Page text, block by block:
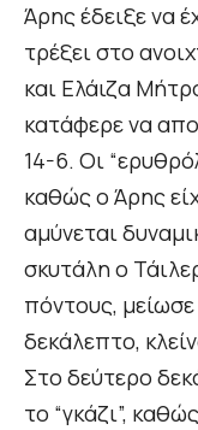
Άρης έδειξε να
τρέξει στο
και Ελάιζα
κατάφερε να
14-6. Οι
καθώς ο Άρης
αμύνεται
σκυτάλη ο
πόντους,
δεκάλεπτο,
Στο δεύτερο
το “γκάζι”,